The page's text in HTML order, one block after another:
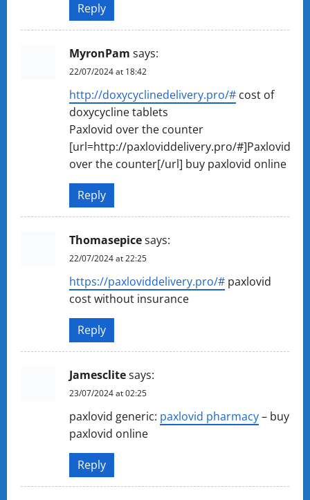
Reply
MyronPam says:
22/07/2024 at 18:42
http://doxycyclinedelivery.pro/# cost of
doxycycline tablets
Paxlovid over the counter
[url=http://paxloviddelivery.pro/#]Paxlovid
over the counter[/url] buy paxlovid online
Reply
Thomasepicesays:
22/07/2024 at 22:25
https://paxloviddelivery.pro/# paxlovid
cost without insurance
Reply
Jamesclitesays:
23/07/2024 at 02:25
paxlovid generic: paxlovid pharmacy– buy
paxlovid online
Reply